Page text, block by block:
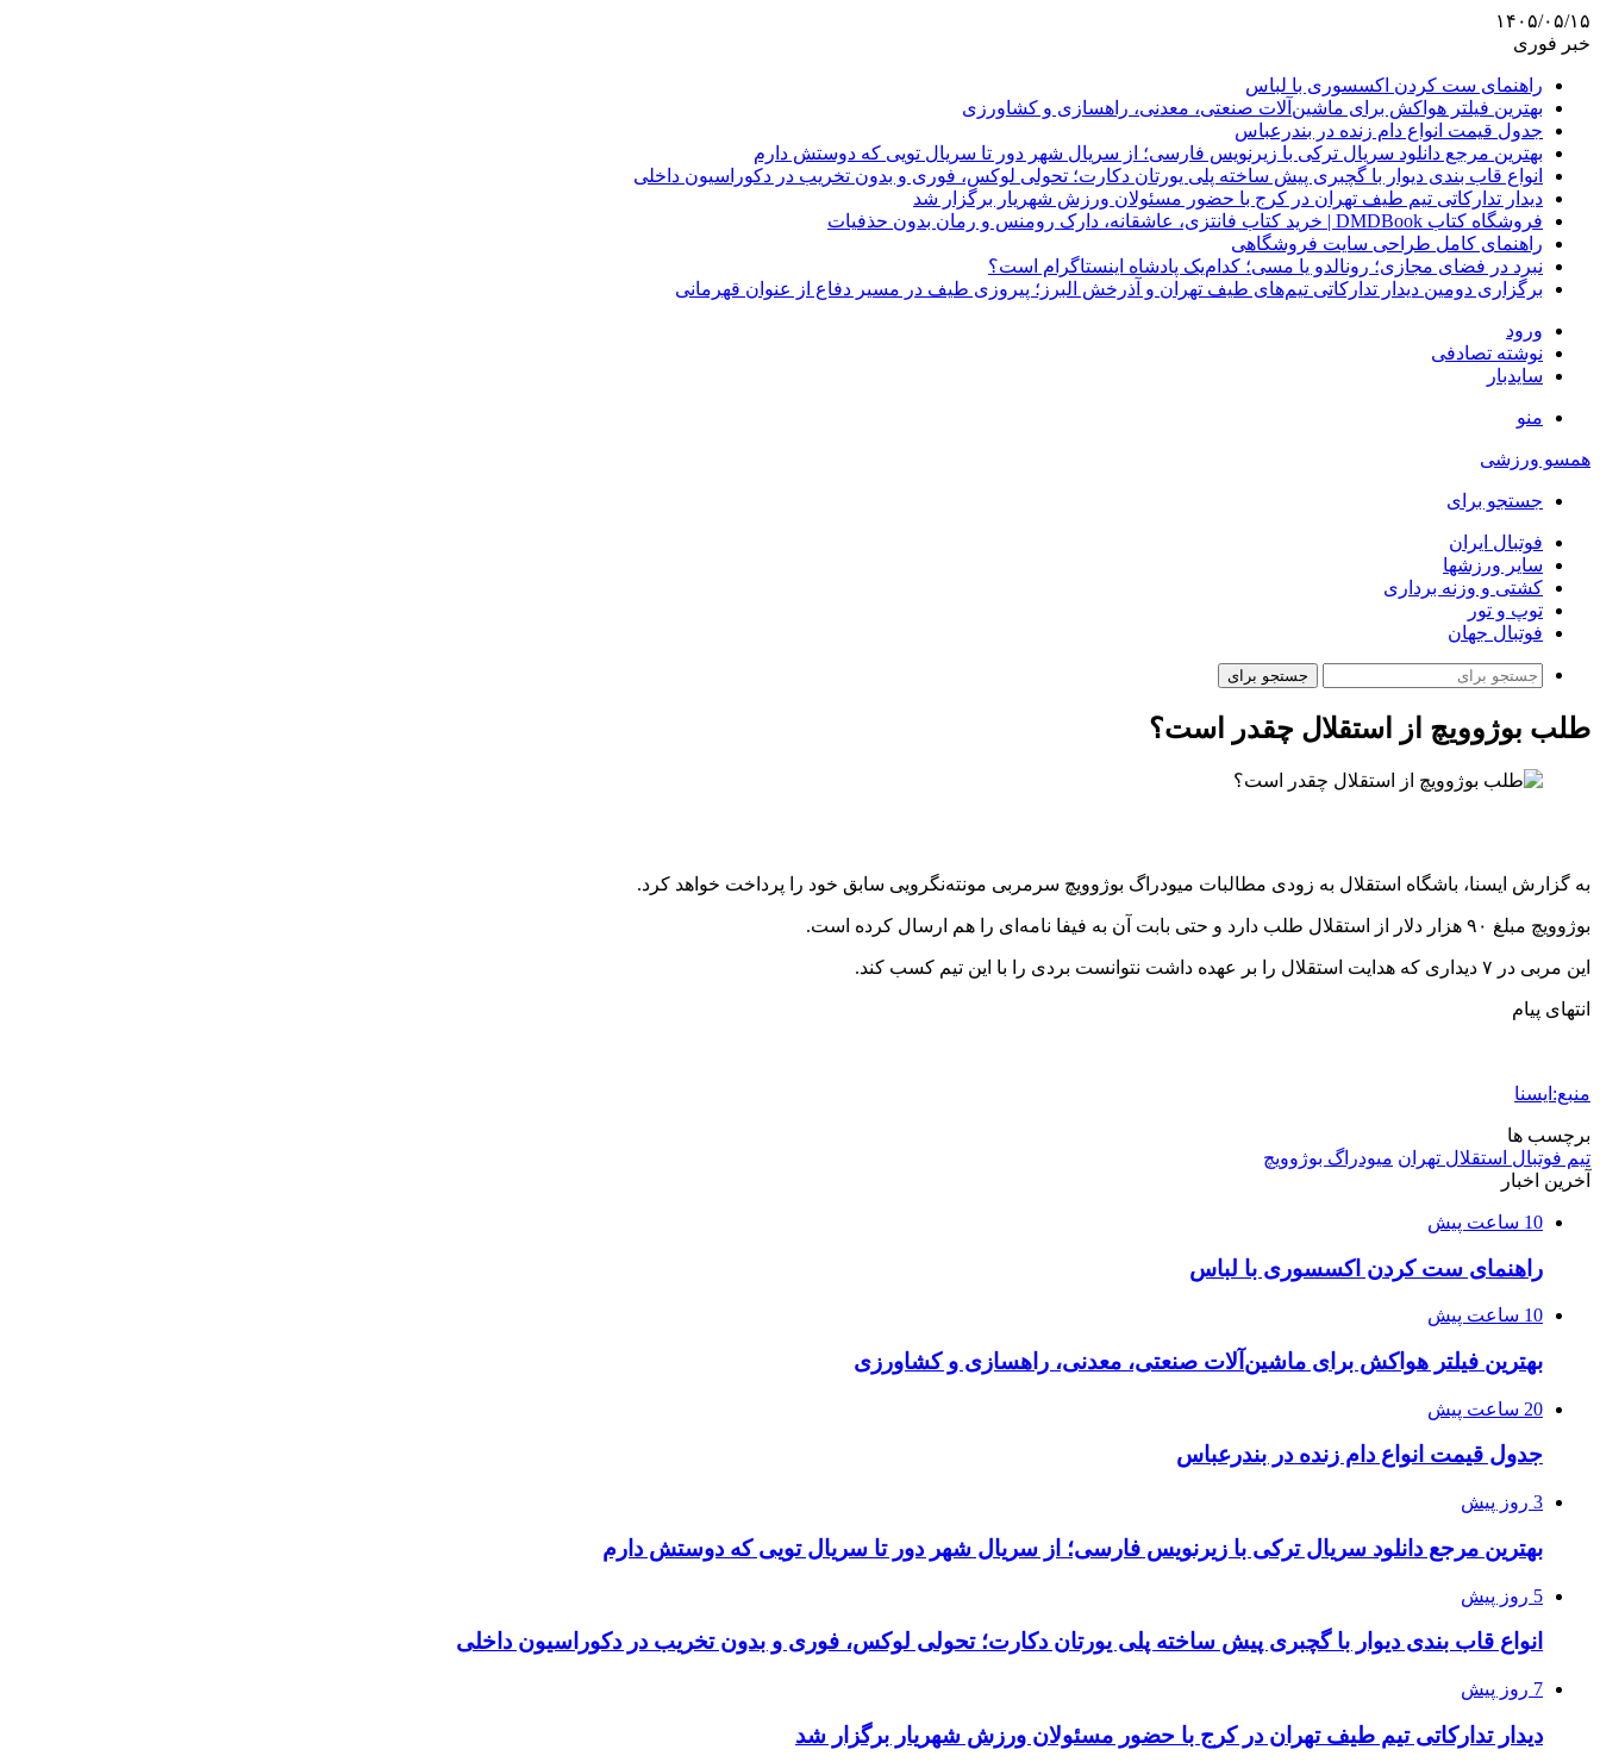
۱۴۰۵/۰۵/۱۵
خبر فوری
راهنمای ست کردن اکسسوری با لباس
بهترین فیلتر هواکش برای ماشین‌آلات صنعتی، معدنی، راهسازی و کشاورزی
جدول قیمت انواع دام زنده در بندرعباس
بهترین مرجع دانلود سریال ترکی با زیرنویس فارسی؛ از سریال شهر دور تا سریال تویی که دوستش دارم
انواع قاب بندی دیوار با گچبری پیش ساخته پلی یورتان دکارت؛ تحولی لوکس، فوری و بدون تخریب در دکوراسیون داخلی
دیدار تدارکاتی تیم طیف تهران در کرج با حضور مسئولان ورزش شهریار برگزار شد
فروشگاه کتاب DMDBook | خرید کتاب فانتزی، عاشقانه، دارک رومنس و رمان بدون حذفیات
راهنمای کامل طراحی سایت فروشگاهی
نبرد در فضای مجازی؛ رونالدو یا مسی؛ کدام‌یک پادشاه اینستاگرام است؟
برگزاری دومین دیدار تدارکاتی تیم‌های طیف تهران و آذرخش البرز؛ پیروزی طیف در مسیر دفاع از عنوان قهرمانی
ورود
نوشته تصادفی
سایدبار
منو
همسو ورزشی
جستجو برای
فوتبال ایران
سایر ورزشها
کشتی و وزنه برداری
توپ و تور
فوتبال جهان
جستجو برای
طلب بوژوویچ از استقلال چقدر است؟
به گزارش ایسنا، باشگاه استقلال به زودی مطالبات میودراگ بوژوویچ سرمربی مونته‌نگرویی سابق خود را پرداخت خواهد کرد.
بوژوویچ مبلغ ۹۰ هزار دلار از استقلال طلب دارد و حتی بابت آن به فیفا نامه‌ای را هم ارسال کرده است.
این مربی در ۷ دیداری که هدایت استقلال را بر عهده داشت نتوانست بردی را با این تیم کسب کند.
انتهای پیام
منبع:ایسنا
برچسب ها
تيم فوتبال استقلال تهران میودراگ بوژوویچ
آخرین اخبار
10 ساعت پیش
راهنمای ست کردن اکسسوری با لباس
10 ساعت پیش
بهترین فیلتر هواکش برای ماشین‌آلات صنعتی، معدنی، راهسازی و کشاورزی
20 ساعت پیش
جدول قیمت انواع دام زنده در بندرعباس
3 روز پیش
بهترین مرجع دانلود سریال ترکی با زیرنویس فارسی؛ از سریال شهر دور تا سریال تویی که دوستش دارم
5 روز پیش
انواع قاب بندی دیوار با گچبری پیش ساخته پلی یورتان دکارت؛ تحولی لوکس، فوری و بدون تخریب در دکوراسیون داخلی
7 روز پیش
دیدار تدارکاتی تیم طیف تهران در کرج با حضور مسئولان ورزش شهریار برگزار شد